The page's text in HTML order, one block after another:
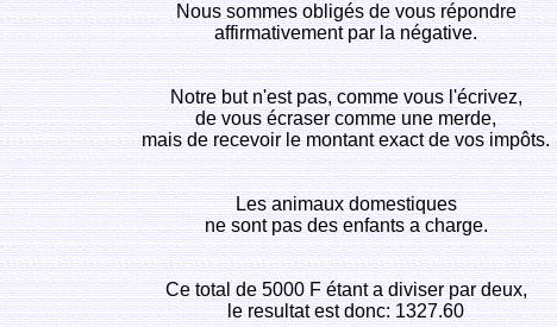
Nous sommes obligés de vous répondre
affirmativement par la négative.
Notre but n'est pas, comme vous l'écrivez,
de vous écraser comme une merde,
mais de recevoir le montant exact de vos impôts.
Les animaux domestiques
ne sont pas des enfants a charge.
Ce total de 5000 F étant a diviser par deux,
le resultat est donc: 1327.60